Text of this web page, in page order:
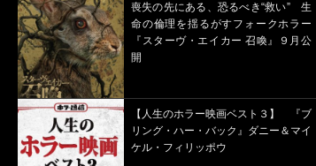
喪失の先にある、恐るべき“救い” 生
命の倫理を揺るがすフォークホラー
『スターヴ・エイカー 召喚』９月公
開
【人生のホラー映画ベスト３】 『ブ
リング・ハー・バック』ダニー＆マイ
ケル・フィリッポウ